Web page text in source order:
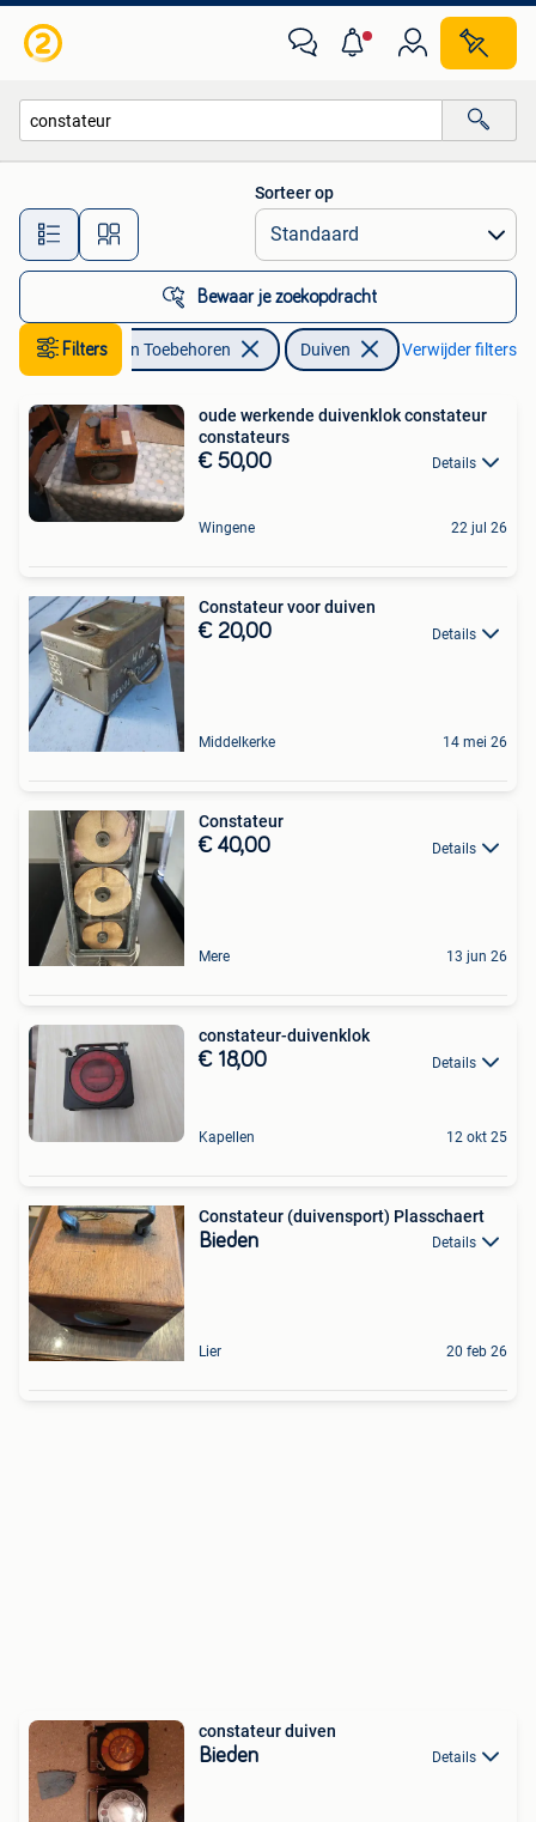
Alle afstanden…
Sorteer op
Bewaar je zoekopdracht
Filters
Dieren en Toebehoren Duiven Verwijder filters
oude werkende duivenklok constateur
constateurs
€ 50,00 Details
Wingene 22 jul 26
Constateur voor duiven
€ 20,00 Details
Middelkerke 14 mei 26
Constateur
€ 40,00 Details
Mere 13 jun 26
constateur-duivenklok
€ 18,00 Details
Kapellen 12 okt 25
Constateur (duivensport) Plasschaert
Bieden Details
Lier 20 feb 26
constateur duiven
Bieden Details